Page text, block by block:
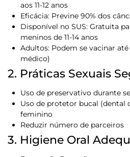
aos 11-12 anos
Eficácia: Previne 90% dos
Disponível no SUS: Gratuita
meninos de 11-14 anos
Adultos: Podem se vacinar
médico)
2. Práticas Sexuais
Uso de preservativo durante
Uso de protetor bucal (dental
feminino
Reduzir número de parceiros
3. Higiene Oral